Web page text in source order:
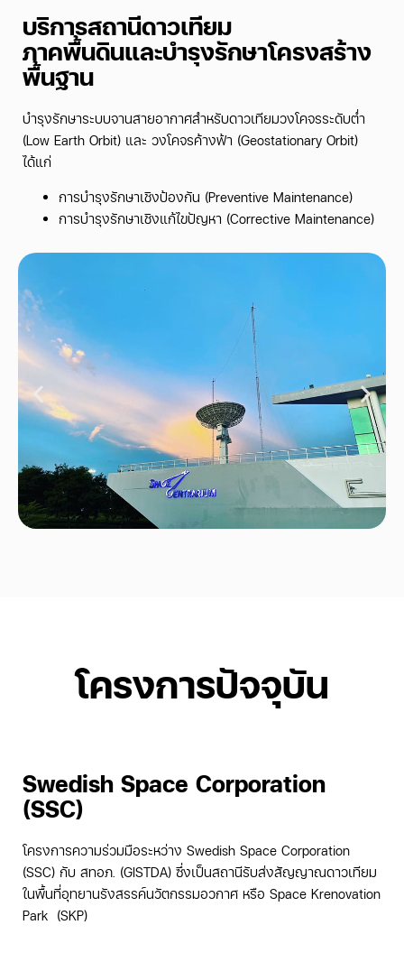
บริการสถานีดาวเทียม
ภาคพื้นดินและบำรุงรักษาโครงสร้าง
พื้นฐาน
บำรุงรักษาระบบจานสายอากาศสำหรับดาวเทียมวงโคจรระดับต่ำ
(Low Earth Orbit) และ วงโคจรค้างฟ้า (Geostationary Orbit)
ได้แก่
การบำรุงรักษาเชิงป้องกัน (Preventive Maintenance)
การบำรุงรักษาเชิงแก้ไขปัญหา (Corrective Maintenance)
โครงการปัจจุบัน
Swedish Space Corporation
(SSC)
โครงการความร่วมมือระหว่าง Swedish Space Corporation
(SSC) กับ สทอภ. (GISTDA) ซึ่งเป็นสถานีรับส่งสัญญาณดาวเทียม
ในพื้นที่อุทยานรังสรรค์นวัตกรรมอวกาศ หรือ Space Krenovation
Park (SKP)